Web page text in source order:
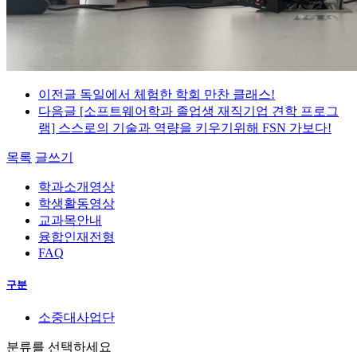
이전글 독일에서 체험한 학회 만찬 클래스!
다음글 [소프트웨어학과 졸업생 재직기업 견학 프로그
램] 스스로의 기술과 역량을 키우기위해 FSN 가보다!
목록 글쓰기
학과소개영상
학생활동영상
교과목안내
융합인재전형
FAQ
구분
소중대사업단
분류를 선택하세요